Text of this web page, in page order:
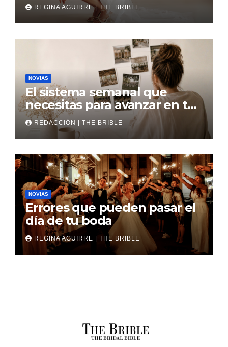
REGINA AGUIRRE | THE BRIBLE
NOVIAS
El sistema semanal que
necesitas para avanzar en tu
boda
REDACCIÓN | THE BRIBLE
NOVIAS
Errores que pueden pasar el
día de tu boda
REGINA AGUIRRE | THE BRIBLE